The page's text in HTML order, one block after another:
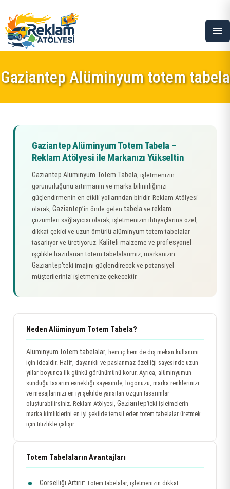
menu
Gaziantep Alüminyum totem tabela
Gaziantep Alüminyum Totem Tabela –
Reklam Atölyesi ile Markanızı Yükseltin
Gaziantep Alüminyum Totem Tabela, işletmenizin
görünürlüğünü artırmanın ve marka bilinirliğinizi
güçlendirmenin en etkili yollarından biridir. Reklam Atölyesi
olarak, Gaziantep’in önde gelen tabela ve reklam
çözümleri sağlayıcısı olarak, işletmenizin ihtiyaçlarına özel,
dikkat çekici ve uzun ömürlü alüminyum totem tabelalar
tasarlıyor ve üretiyoruz. Kaliteli malzeme ve profesyonel
işçilikle hazırlanan totem tabelalarımız, markanızın
Gaziantep’teki imajını güçlendirecek ve potansiyel
müşterilerinizi işletmenize çekecektir.
Neden Alüminyum Totem Tabela?
Alüminyum totem tabelalar, hem iç hem de dış mekan kullanımı
için idealdir. Hafif, dayanıklı ve paslanmaz özelliği sayesinde uzun
yıllar boyunca ilk günkü görünümünü korur. Ayrıca, alüminyumun
sunduğu tasarım esnekliği sayesinde, logonuzu, marka renklerinizi
ve mesajlarınızı en iyi şekilde yansıtan özgün tasarımlar
oluşturabilirsiniz. Reklam Atölyesi, Gaziantep’teki işletmelerin
marka kimliklerini en iyi şekilde temsil eden totem tabelalar üretmek
için titizlikle çalışır.
Totem Tabelaların Avantajları
Görselliği Artırır: Totem tabelalar, işletmenizin dikkat